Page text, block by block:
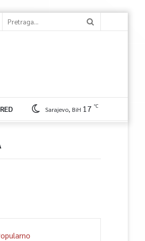
Sarajevo, BiH 17 ℃